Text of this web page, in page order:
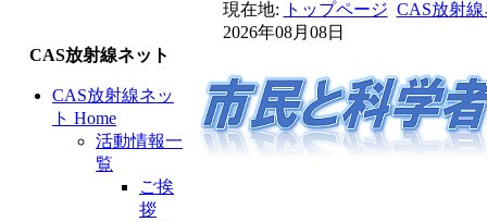
現在地: トップページ CAS放射線
2026年08月08日
CAS放射線ネット
CAS放射線ネッ
ト Home
活動情報一
覧
ご挨
拶